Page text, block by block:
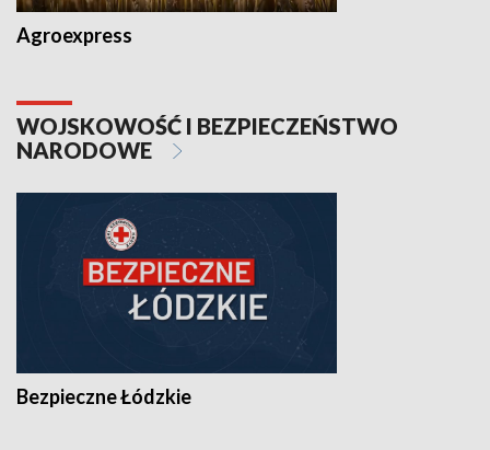
Agroexpress
WOJSKOWOŚĆ I BEZPIECZEŃSTWO
NARODOWE
Bezpieczne Łódzkie